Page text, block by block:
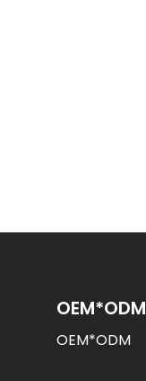
OEM*ODM
OEM*ODM